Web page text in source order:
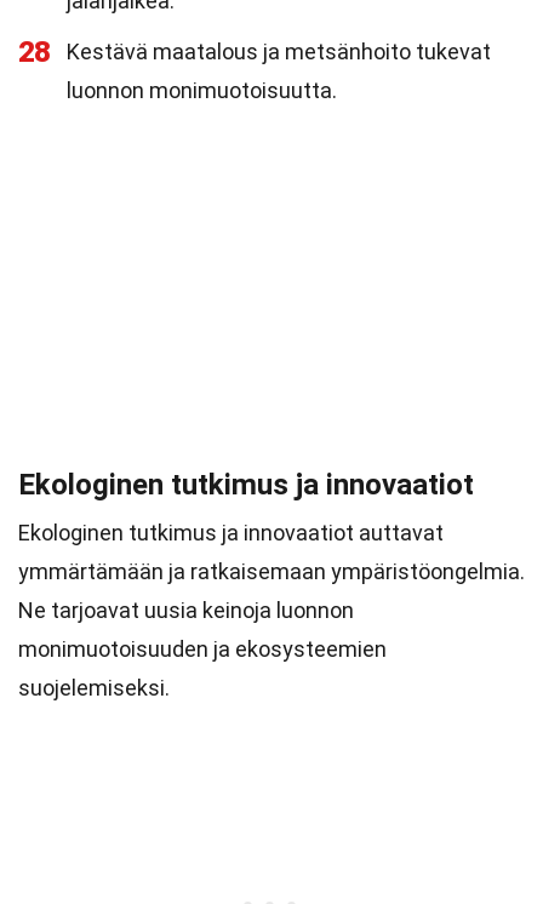
28
Kestävä maatalous ja metsänhoito tukevat
luonnon monimuotoisuutta.
Ekologinen tutkimus ja innovaatiot
Ekologinen tutkimus ja innovaatiot auttavat
ymmärtämään ja ratkaisemaan ympäristöongelmia.
Ne tarjoavat uusia keinoja luonnon
monimuotoisuuden ja ekosysteemien
suojelemiseksi.